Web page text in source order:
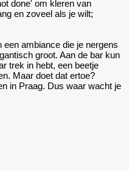
done' om kleren van
en zoveel als je wilt;
ambiance die je nergens
groot. Aan de bar kun
trek in hebt, een beetje
Maar doet dat ertoe?
in Praag. Dus waar wacht je